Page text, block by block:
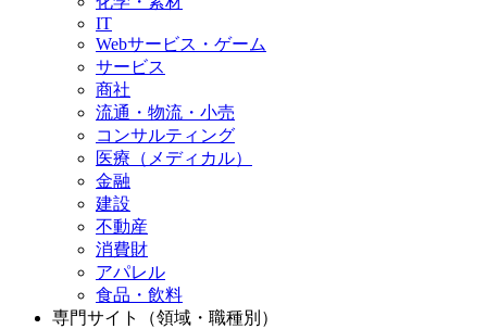
IT
Webサービス・ゲーム
サービス
商社
流通・物流・小売
コンサルティング
医療（メディカル）
金融
建設
不動産
消費財
アパレル
食品・飲料
専門サイト（領域・職種別）